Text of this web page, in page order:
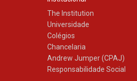
The Institution
Universidade
Colégios
Chancelaria
Andrew Jumper (CPAJ)
Responsabilidade Social